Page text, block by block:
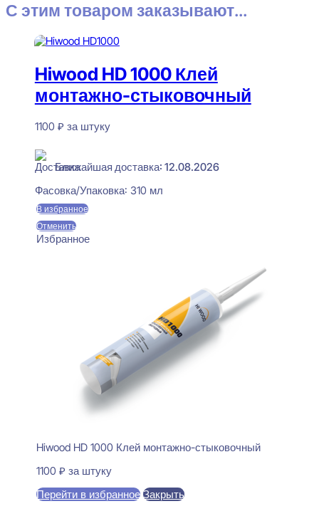
С этим товаром заказывают...
Hiwood HD 1000 Клей
монтажно-стыковочный
1100 ₽ за штуку
Ближайшая доставка: 12.08.2026
Фасовка/Упаковка: 310 мл
В избранное
Отменить
Избранное
Hiwood HD 1000 Клей монтажно-стыковочный
1100 ₽ за штуку
Перейти в избранное Закрыть